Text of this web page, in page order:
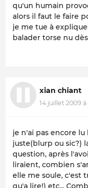
qu'un humain
alors il faut le faire
je me tue à
balader torse nu
xian chiant
14 juillet 2009 à
je n'ai pas encore
juste(blurp ou sic?)
question, après
liraient, combien
elle me soule, c'est
qu'a lire!) etc...